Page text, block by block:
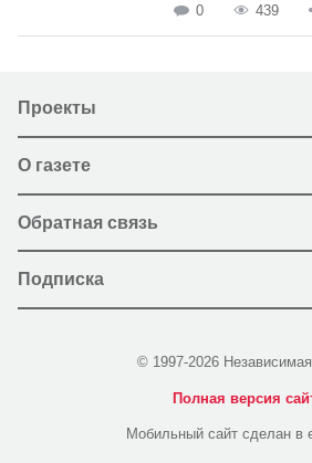
0 439
Проекты
О газете
Обратная связь
Подписка
© 1997-2026 Независимая
Полная версия
Мобильный сайт сделан в